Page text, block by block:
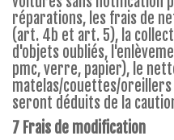
réparations, les frais de
(art. 4b et art. 5), la
d'objets oubliés,
pmc, verre, papier), le
matelas/couettes/
seront déduits de la
7 Frais de modification